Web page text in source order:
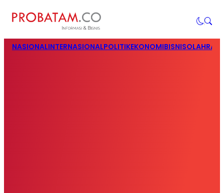
NASIONALINTERNASIONALPOLITIKEKONOMIBISNIS